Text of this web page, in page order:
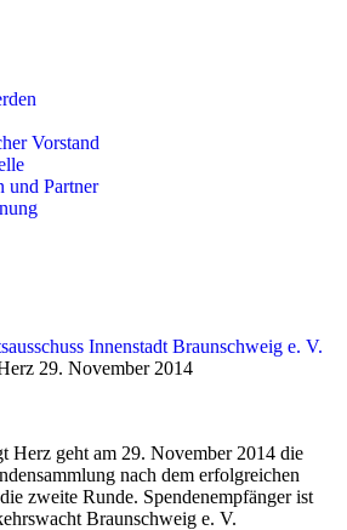
Vorstand
und Partner
Innenstadt Braunschweig e. V.
29. November 2014
Herz geht am 29. November 2014 die
nach dem erfolgreichen
zweite Runde. Spendenempfänger ist
Braunschweig e. V.